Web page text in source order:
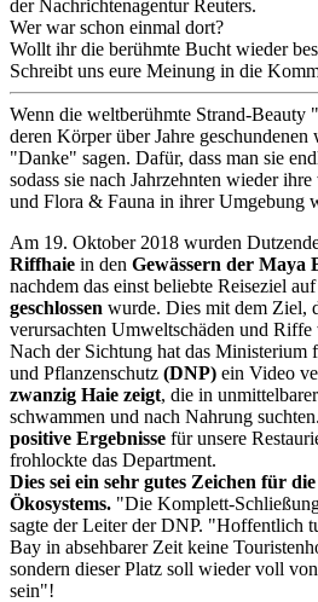
der Nachrichtenagentur Reuters.
Wer war schon einmal dort?
Wollt ihr die berühmte Bucht wieder
Schreibt uns eure Meinung in die
Wenn die weltberühmte Strand-Beauty
deren Körper über Jahre
"Danke" sagen. Dafür, dass man sie
sodass sie nach Jahrzehnten wieder
und Flora & Fauna in ihrer Umgebung
Am 19. Oktober 2018 wurden
Riffhaie in den Gewässern der Maya
nachdem das einst beliebte Reiseziel auf
geschlossen wurde. Dies mit dem Ziel,
verursachten Umweltschäden und Riffe
Nach der Sichtung hat das
und Pflanzenschutz (DNP) ein Video
zwanzig Haie zeigt, die in
schwammen und nach Nahrung
positive Ergebnisse für unsere
frohlockte das Department.
Dies sei ein sehr gutes Zeichen für
Ökosystems. "Die Komplett-
sagte der Leiter der DNP. "Hoffentlich
Bay in absehbarer Zeit keine
sondern dieser Platz soll wieder voll von
sein"!